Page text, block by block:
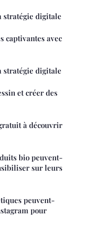
stratégie digitale
captivantes avec
stratégie digitale
et créer des
à découvrir
bio peuvent-
sur leurs
peuvent-
pour